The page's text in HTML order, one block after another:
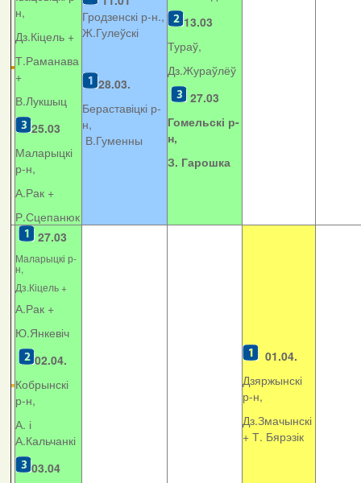
н,
Дз.Кіцель +
Т.Раманава
+
В.Лукшыц
25.03
Маларыцкі
р-н,
А.Рак +
Р.Сцепанюк
Гродзенскі р-н.,
Ж.Гулеўскі
28.03.
Бераставіцкі р-
н,
В.Гуменны
13.03
Тураў,
Дз.Жураўлёў
27.03
Гомельскі р-
н,
З. Гарошка
27.03
Маларыцкі р-
н,
Дз.Кіцель +
А.Рак +
Ю.Янкевіч
02.04.
Кобрынскі
р-н,
А. і
А.Кальчанкі
03.04
01.04.
Дзяржынскі
р-н,
Дз.Змачынскі
+ Т. Бярэзік